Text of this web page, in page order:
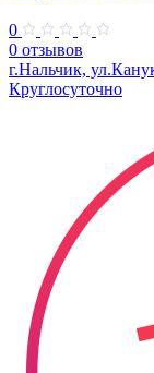
0
0 отзывов
г.Нальчик,
Круглосуточно